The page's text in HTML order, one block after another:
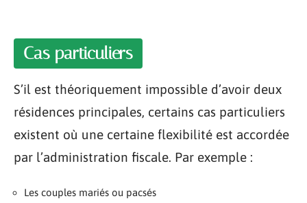
Cas particuliers
S’il est théoriquement impossible d’avoir deux
résidences principales, certains cas particuliers
existent où une certaine flexibilité est accordée
par l’administration fiscale. Par exemple :
Les couples mariés ou pacsés